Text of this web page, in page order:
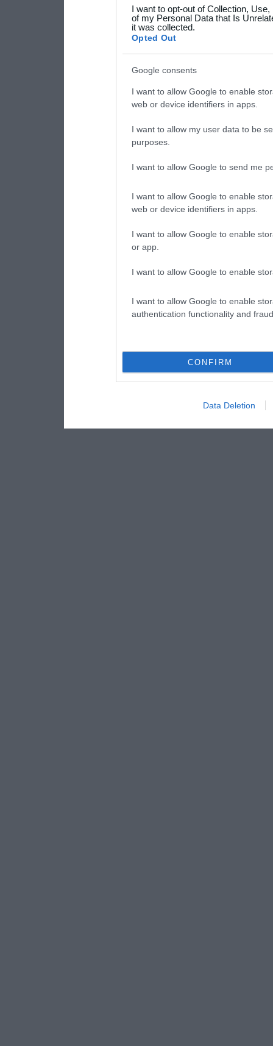
your data for below
consent section.
I want to opt-out of Collection,
of my Personal Data that Is
it was collected.
Opted Out
Google consents
I want to allow Google to enable
web or device identifiers in apps.
I want to allow my user data to be
purposes.
I want to allow Google to send me
I want to allow Google to enable
web or device identifiers in apps.
I want to allow Google to enable
or app.
I want to allow Google to enable
I want to allow Google to enable
authentication functionality and
CONFIRM
Data Deletion